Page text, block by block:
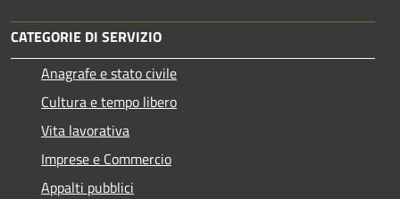
CATEGORIE DI SERVIZIO
Anagrafe e stato civile
Cultura e tempo libero
Vita lavorativa
Imprese e Commercio
Appalti pubblici